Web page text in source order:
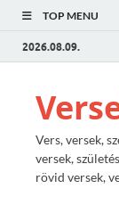
TOP MENU
2026.08.09.
Vers, versek,
versek,
rövid versek,